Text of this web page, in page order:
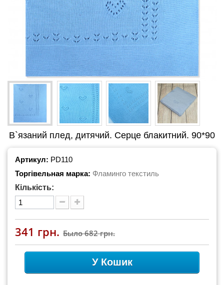
В`язаний плед, дитячий. Серце блакитний. 90*90
Артикул: PD110
Торгівельная марка: Фламинго текстиль
Кількість:
341 грн. Было682 грн.
У Кошик